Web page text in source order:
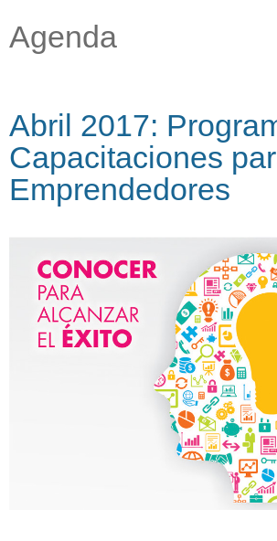
Agenda
Abril 2017:
Capacitaciones
Emprendedores